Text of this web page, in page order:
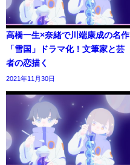
高橋一生×奈緒で川端康成の名作
「雪国」ドラマ化！文筆家と芸
者の恋描く
2021年11月30日